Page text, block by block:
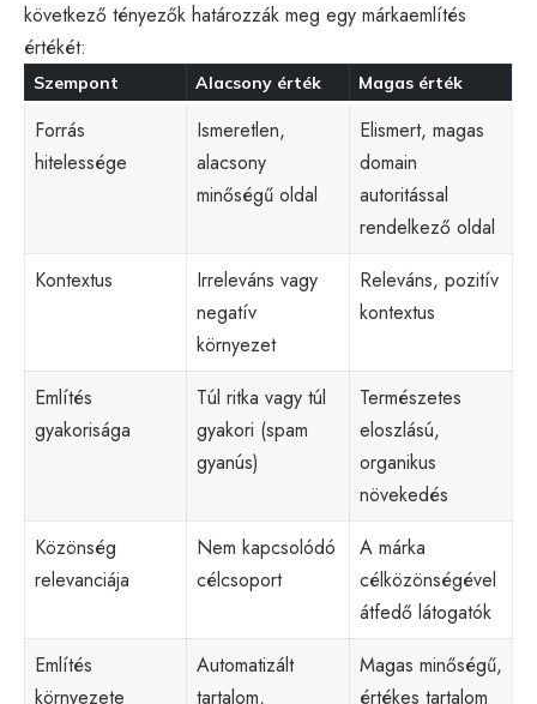
következő tényezők határozzák meg egy márkaemlítés
értékét:
Szempont Alacsony érték Magas érték
Forrás
hitelessége
Ismeretlen,
alacsony
minőségű oldal
Elismert, magas
domain
autoritással
rendelkező oldal
Kontextus
Irreleváns vagy
negatív
környezet
Releváns, pozitív
kontextus
Említés
gyakorisága
Túl ritka vagy túl
gyakori (spam
gyanús)
Természetes
eloszlású,
organikus
növekedés
Közönség
relevanciája
Nem kapcsolódó
célcsoport
A márka
célközönségével
átfedő látogatók
Említés
környezete
Automatizált
tartalom,
Magas minőségű,
értékes tartalom